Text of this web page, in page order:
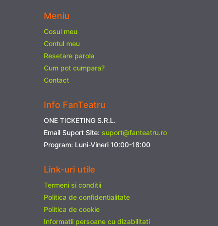
Meniu
Cosul meu
Contul meu
Resetare parola
Cum pot cumpara?
Contact
Info FanTeatru
ONE TICKETING S.R.L.
Email Suport Site: suport@fanteatru.ro
Program: Luni-Vineri 10:00-18:00
Link-uri utile
Termeni si conditii
Politica de confidentialitate
Politica de cookie
Informatii persoane cu dizabilitati